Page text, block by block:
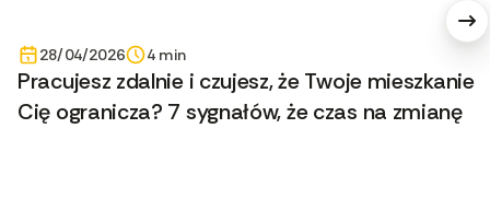
28/04/2026 4 min
Pracujesz zdalnie i czujesz, że Twoje mieszkanie
Cię ogranicza? 7 sygnałów, że czas na zmianę